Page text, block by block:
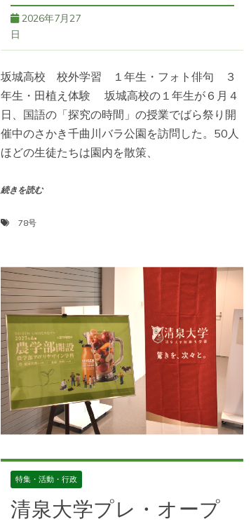
2026年7月27
日
坂城高校 校外学習 １年生・フォト俳句 ３
年生・田植え体験 坂城高校の１年生が６月４
日、国語の「探究の時間」の授業でばら祭り開
催中のさかき千曲川バラ公園を訪問した。50人
ほどの生徒たちは園内を散策、
続きを読む
78号
特集・活動・行政
清泉大学プレ・オープ